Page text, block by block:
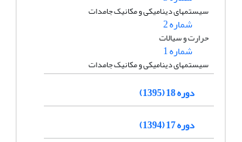
سیستمهای دینامیکی و مکانیک جامدات
شماره 2
حرارت و سیالات
شماره 1
سیستمهای دینامیکی و مکانیک جامدات
دوره 18 (1395)
دوره 17 (1394)